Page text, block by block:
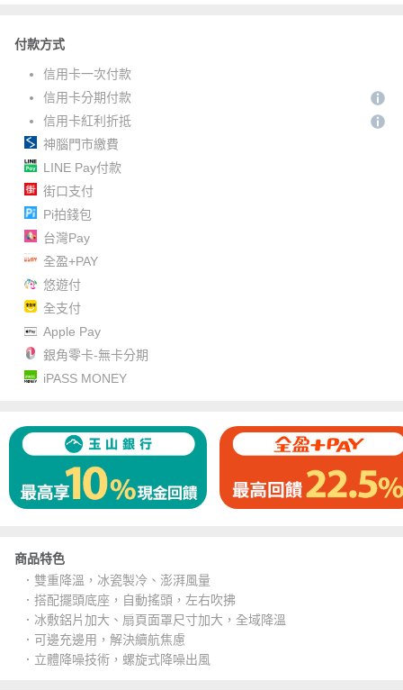
付款方式
信用卡一次付款
信用卡分期付款
信用卡紅利折抵
神腦門市繳費
LINE Pay付款
街口支付
Pi拍錢包
台灣Pay
全盈+PAY
悠遊付
全支付
Apple Pay
銀角零卡-無卡分期
iPASS MONEY
商品特色
．雙重降溫，冰瓷製冷、澎湃風量
．搭配擺頭底座，自動搖頭，左右吹拂
．冰敷鋁片加大、扇頁面罩尺寸加大，全域降溫
．可邊充邊用，解決續航焦慮
．立體降噪技術，螺旋式降噪出風